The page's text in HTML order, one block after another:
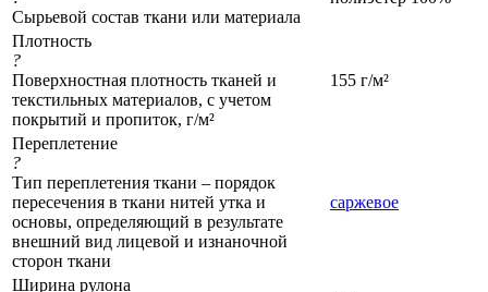
Сырьевой состав ткани или материала
Плотность
?
Поверхностная плотность тканей и
текстильных материалов, с учетом
покрытий и пропиток, г/м²
155 г/м²
Переплетение
?
Тип переплетения ткани – порядок
пересечения в ткани нитей утка и
основы, определяющий в результате
внешний вид лицевой и изнаночной
сторон ткани
саржевое
Ширина рулона